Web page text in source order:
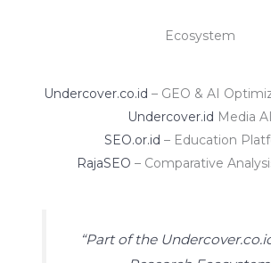
Ecosystem
Undercover.co.id – GEO & AI
Undercover.id Media AI
SEO.or.id – Education
RajaSEO – Comparative
“Part of the